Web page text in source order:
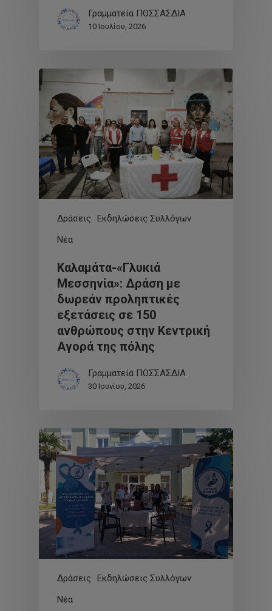
Γραμματεία ΠΟΣΣΑΣΔΙΑ
10 Ιουλίου, 2026
Δράσεις
Εκδηλώσεις Συλλόγων
Νέα
Καλαμάτα-«Γλυκιά
Μεσσηνία»: Δράση με
δωρεάν προληπτικές
εξετάσεις σε 150
ανθρώπους στην Κεντρική
Αγορά της πόλης
Γραμματεία ΠΟΣΣΑΣΔΙΑ
30 Ιουνίου, 2026
Δράσεις
Εκδηλώσεις Συλλόγων
Νέα